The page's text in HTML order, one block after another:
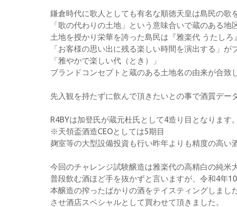
鎌倉時代に歌人としても有名な順徳天皇は島民の歌
「歌の代わりの土地」という意味合いで蔵のある地
土地を授かり栄華を誇った島民は『雅楽代 うたしろ
「お客様の思い出に残る楽しい時間を演出する」が
「雅やかで楽しい代（とき）」
ブランドコンセプトと蔵のある土地名の由来が合致
先入観を持たずに飲んで頂きたいとの事で酒質デー
R4BYは加登氏が蔵元杜氏として4造り目となります。
※天領盃酒造CEOとしては5期目
麹室等の大型設備投資も行い昨年よりも精度の高い
今回のチャレンジ試験醸造は雅楽代の高精白の純米
普段飲む酒ほど手を抜かずと言いますが、令和4年
本醸造の搾ったばかりの酒をテイスティングしまし
させ酒店スペシャルとして買わせて頂きました。